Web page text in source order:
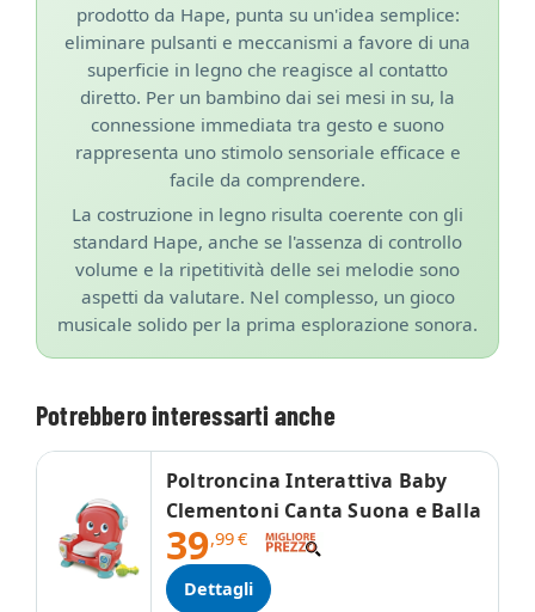
prodotto da Hape, punta su un'idea semplice:
eliminare pulsanti e meccanismi a favore di una
superficie in legno che reagisce al contatto
diretto. Per un bambino dai sei mesi in su, la
connessione immediata tra gesto e suono
rappresenta uno stimolo sensoriale efficace e
facile da comprendere.
La costruzione in legno risulta coerente con gli
standard Hape, anche se l'assenza di controllo
volume e la ripetitività delle sei melodie sono
aspetti da valutare. Nel complesso, un gioco
musicale solido per la prima esplorazione sonora.
Potrebbero interessarti anche
Poltroncina Interattiva Baby
Clementoni Canta Suona e Balla
39,99€
Dettagli